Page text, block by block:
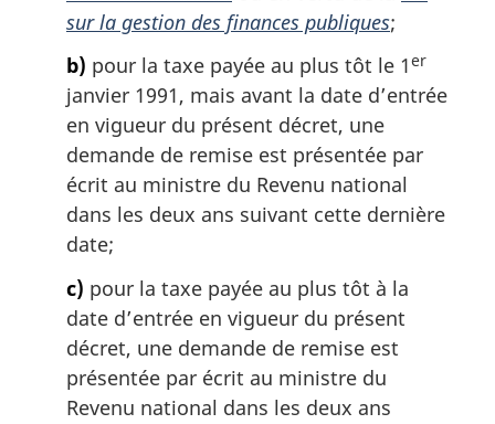
sur la gestion des finances publiques;
b) pour la taxe payée au plus tôt le 1er
janvier 1991, mais avant la date d’entrée
en vigueur du présent décret, une
demande de remise est présentée par
écrit au ministre du Revenu national
dans les deux ans suivant cette dernière
date;
c) pour la taxe payée au plus tôt à la
date d’entrée en vigueur du présent
décret, une demande de remise est
présentée par écrit au ministre du
Revenu national dans les deux ans